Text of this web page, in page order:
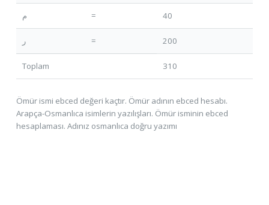
م = 40
ر = 200
Toplam 310
Ömür ismi ebced değeri kaçtır. Ömür adının ebced hesabı.
Arapça-Osmanlıca isimlerin yazılışları. Ömür isminin ebced
hesaplaması. Adınız osmanlıca doğru yazımı